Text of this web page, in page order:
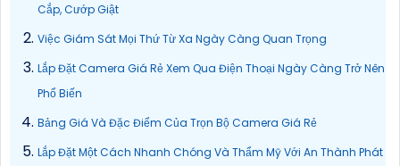
Cắp, Cướp Giật
Việc Giám Sát Mọi Thứ Từ Xa Ngày Càng Quan Trọng
Lắp Đặt Camera Giá Rẻ Xem Qua Điện Thoại Ngày Càng Trở Nên
Phổ Biến
Bảng Giá Và Đặc Điểm Của Trọn Bộ Camera Giá Rẻ
Lắp Đặt Một Cách Nhanh Chóng Và Thẩm Mỹ Với An Thành Phát